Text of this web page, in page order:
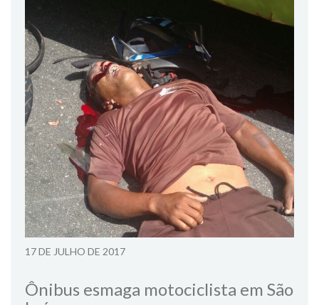
17 DE JULHO DE 2017
Ônibus esmaga motociclista em São